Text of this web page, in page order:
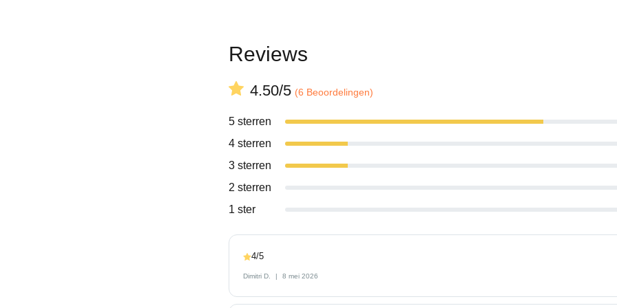
Reviews
4.50/5 (6 Beoordelingen)
5 sterren
4 sterren
3 sterren
2 sterren
1 ster
4/5
Dimitri D. 8 mei 2026